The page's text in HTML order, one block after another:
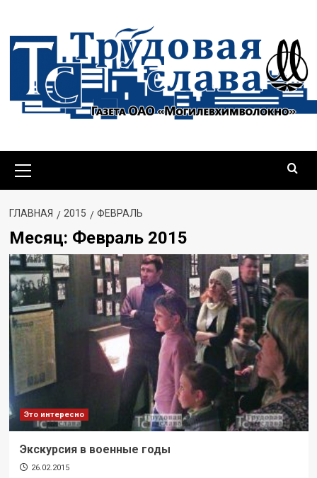
содержимому
меню
ГЛАВНАЯ 2015 ФЕВРАЛЬ
Месяц: Февраль 2015
Это интересно
Экскурсия в военные годы
26.02.2015